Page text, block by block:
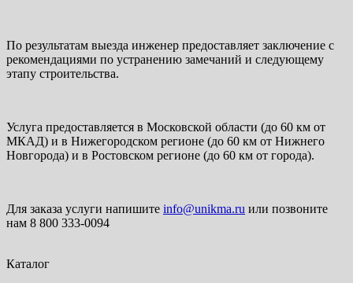
По результатам выезда инженер предоставляет заключение с
рекомендациями по устранению замечаний и следующему
этапу строительства.
Услуга предоставляется в Московской области (до 60 км от
МКАД) и в Нижегородском регионе (до 60 км от Нижнего
Новгорода) и в Ростовском регионе (до 60 км от города).
Для заказа услуги напишите info@unikma.ru или позвоните
нам 8 800 333-0094
Каталог